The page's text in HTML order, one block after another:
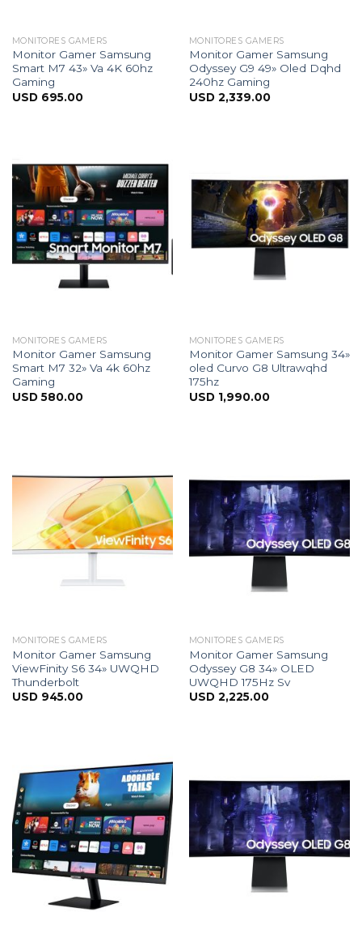
MONITORES GAMERS
Monitor Gamer Samsung
Smart M7 43» Va 4K 60hz
Gaming
USD 695.00
MONITORES GAMERS
Monitor Gamer Samsung
Odyssey G9 49» Oled Dqhd
240hz Gaming
USD 2,339.00
MONITORES GAMERS
Monitor Gamer Samsung
Smart M7 32» Va 4k 60hz
Gaming
USD580.00
MONITORES GAMERS
Monitor Gamer Samsung 34»
oled Curvo G8 Ultrawqhd
175hz
USD 1,990.00
MONITORES GAMERS
Monitor Gamer Samsung
ViewFinity S6 34» UWQHD
Thunderbolt
USD 945.00
MONITORES GAMERS
Monitor Gamer Samsung
Odyssey G8 34» OLED
UWQHD 175Hz Sv
USD 2,225.00